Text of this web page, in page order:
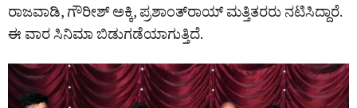
ರಾಜವಾಡಿ, ಗೌರೀಶ್‌ ಅಕ್ಕಿ, ಪ್ರಶಾಂತ್‌ರಾಯ್ ಮತ್ತಿತರರು ನಟಿಸಿದ್ದಾರೆ.
ಈ ವಾರ ಸಿನಿಮಾ ಬಿಡುಗಡೆಯಾಗುತ್ತಿದೆ.